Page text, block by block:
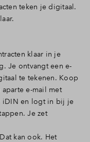
teken je digitaal.
klaar in je
Je ontvangt een e-
te tekenen. Koop
e-mail met
iDIN en logt in bij je
Je zet
kan ook. Het